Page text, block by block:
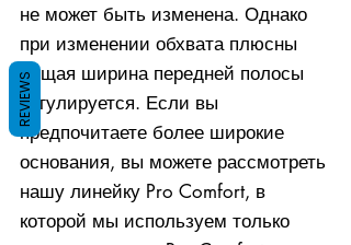
не может быть изменена. Однако
при изменении обхвата плюсны
общая ширина передней полосы
регулируется. Если вы
предпочитаете более широкие
основания, вы можете рассмотреть
нашу линейку Pro Comfort, в
которой мы используем только
REVIEWS